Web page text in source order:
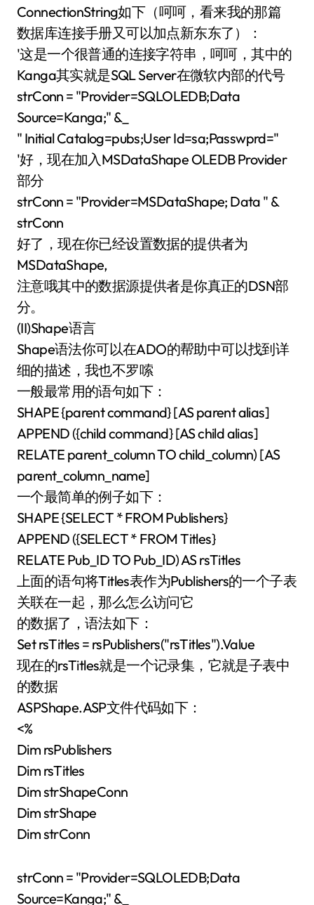
ConnectionString如下（呵呵，看来我的那篇
数据库连接手册又可以加点新东东了）：
'这是一个很普通的连接字符串，呵呵，其中的
Kanga其实就是SQL Server在微软内部的代号
strConn = "Provider=SQLOLEDB;Data
Source=Kanga;" &_
" Initial Catalog=pubs;User Id=sa;Passwprd="
'好，现在加入MSDataShape OLEDB Provider
部分
strConn = "Provider=MSDataShape; Data " &
strConn
好了，现在你已经设置数据的提供者为
MSDataShape,
注意哦其中的数据源提供者是你真正的DSN部
分。
(II)Shape语言
Shape语法你可以在ADO的帮助中可以找到详
细的描述，我也不罗嗦
一般最常用的语句如下：
SHAPE {parent command} [AS parent alias]
APPEND ({child command} [AS child alias]
RELATE parent_column TO child_column) [AS
parent_column_name]
一个最简单的例子如下：
SHAPE {SELECT * FROM Publishers}
APPEND ({SELECT * FROM Titles}
RELATE Pub_ID TO Pub_ID) AS rsTitles
上面的语句将Titles表作为Publishers的一个子表
关联在一起，那么怎么访问它
的数据了，语法如下：
Set rsTitles = rsPublishers("rsTitles").Value
现在的rsTitles就是一个记录集，它就是子表中
的数据
ASPShape.ASP文件代码如下：
<%
Dim rsPublishers
Dim rsTitles
Dim strShapeConn
Dim strShape
Dim strConn
strConn = "Provider=SQLOLEDB;Data
Source=Kanga;" &_